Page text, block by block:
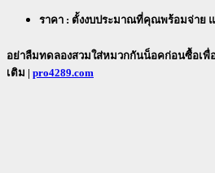
ราคา : ตั้งงบประมาณที่คุณพร้อมจ่าย
อย่าลืมทดลองสวมใส่หมวกกันน็อคก่อนซื้อเ
เติม | pro4289.com